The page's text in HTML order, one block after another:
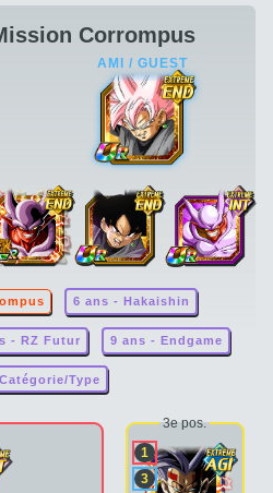
Corrompus
6 ans - Hakaishin
- RZ Futur 9 ans - Endgame
Type
3e pos.
1
3